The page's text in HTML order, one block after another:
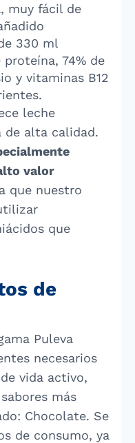
muy fácil de
330 ml
proteína, 74% de
y vitaminas B12
leche
de alta calidad.
valor
que nuestro
que
de
Puleva
necesarios
vida activo,
más
Chocolate. Se
de consumo, ya